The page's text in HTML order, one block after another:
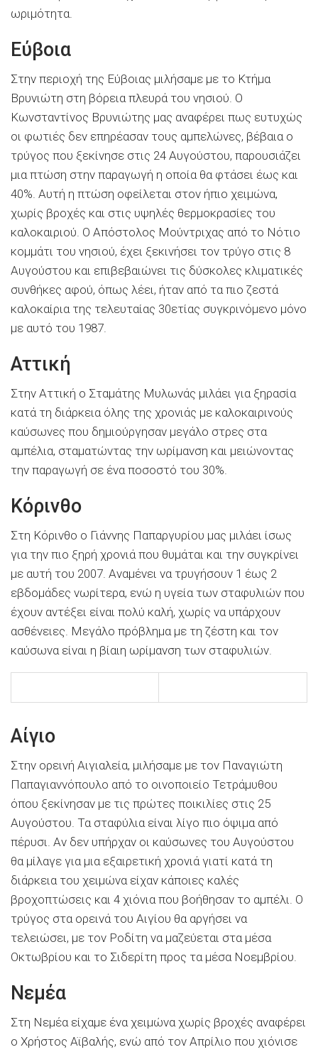
ωριμότητα.
Εύβοια
Στην περιοχή της Εύβοιας μιλήσαμε με το Κτήμα
Βρυνιώτη στη βόρεια πλευρά του νησιού. Ο
Κωνσταντίνος Βρυνιώτης μας αναφέρει πως ευτυχώς
οι φωτιές δεν επηρέασαν τους αμπελώνες, βέβαια ο
τρύγος που ξεκίνησε στις 24 Αυγούστου, παρουσιάζει
μια πτώση στην παραγωγή η οποία θα φτάσει έως και
40%. Αυτή η πτώση οφείλεται στον ήπιο χειμώνα,
χωρίς βροχές και στις υψηλές θερμοκρασίες του
καλοκαιριού. Ο Απόστολος Μούντριχας από το Νότιο
κομμάτι του νησιού, έχει ξεκινήσει τον τρύγο στις 8
Αυγούστου και επιβεβαιώνει τις δύσκολες κλιματικές
συνθήκες αφού, όπως λέει, ήταν από τα πιο ζεστά
καλοκαίρια της τελευταίας 30ετίας συγκρινόμενο μόνο
με αυτό του 1987.
Αττική
Στην Αττική ο Σταμάτης Μυλωνάς μιλάει για ξηρασία
κατά τη διάρκεια όλης της χρονιάς με καλοκαιρινούς
καύσωνες που δημιούργησαν μεγάλο στρες στα
αμπέλια, σταματώντας την ωρίμανση και μειώνοντας
την παραγωγή σε ένα ποσοστό του 30%.
Κόρινθο
Στη Κόρινθο ο Γιάννης Παπαργυρίου μας μιλάει ίσως
για την πιο ξηρή χρονιά που θυμάται και την συγκρίνει
με αυτή του 2007. Αναμένει να τρυγήσουν 1 έως 2
εβδομάδες νωρίτερα, ενώ η υγεία των σταφυλιών που
έχουν αντέξει είναι πολύ καλή, χωρίς να υπάρχουν
ασθένειες. Μεγάλο πρόβλημα με τη ζέστη και τον
καύσωνα είναι η βίαιη ωρίμανση των σταφυλιών.
Αίγιο
Στην ορεινή Αιγιαλεία, μιλήσαμε με τον Παναγιώτη
Παπαγιαννόπουλο από το οινοποιείο Τετράμυθου
όπου ξεκίνησαν με τις πρώτες ποικιλίες στις 25
Αυγούστου. Τα σταφύλια είναι λίγο πιο όψιμα από
πέρυσι. Αν δεν υπήρχαν οι καύσωνες του Αυγούστου
θα μίλαγε για μια εξαιρετική χρονιά γιατί κατά τη
διάρκεια του χειμώνα είχαν κάποιες καλές
βροχοπτώσεις και 4 χιόνια που βοήθησαν το αμπέλι. Ο
τρύγος στα ορεινά του Αιγίου θα αργήσει να
τελειώσει, με τον Ροδίτη να μαζεύεται στα μέσα
Οκτωβρίου και το Σιδερίτη προς τα μέσα Νοεμβρίου.
Νεμέα
Στη Νεμέα είχαμε ένα χειμώνα χωρίς βροχές αναφέρει
ο Χρήστος Αϊβαλής, ενώ από τον Απρίλιο που χιόνισε